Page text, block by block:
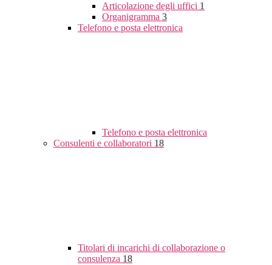
Articolazione degli uffici 1
Organigramma 3
Telefono e posta elettronica
Telefono e posta elettronica
Consulenti e collaboratori 18
Titolari di incarichi di collaborazione o
consulenza 18